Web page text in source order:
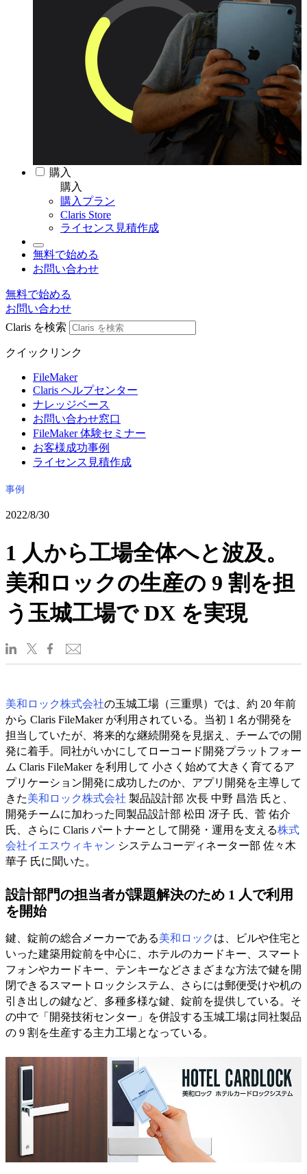
購入
購入
購入プラン
Claris Store
ライセンス見積作成
無料で始める
お問い合わせ
無料で始める
お問い合わせ
Claris を検索
クイックリンク
FileMaker
Claris ヘルプセンター
ナレッジベース
お問い合わせ窓口
FileMaker 体験セミナー
お客様成功事例
ライセンス見積作成
事例
2022/8/30
1 人から工場全体へと波及。
美和ロックの生産の 9 割を担
う玉城工場で DX を実現
美和ロック株式会社の玉城工場（三重県）では、約 20 年前
から Claris FileMaker が利用されている。当初 1 名が開発を
担当していたが、将来的な継続開発を見据え、チームでの開
発に着手。同社がいかにしてローコード開発プラットフォー
ム Claris FileMaker を利用して 小さく始めて大きく育てるア
プリケーション開発に成功したのか、アプリ開発を主導して
きた美和ロック株式会社 製品設計部 次長 中野 昌浩 氏と、
開発チームに加わった同製品設計部 松田 冴子 氏、菅 佑介
氏、さらに Claris パートナーとして開発・運用を支える株式
会社イエスウィキャン システムコーディネーター部 佐々木
華子 氏に聞いた。
設計部門の担当者が課題解決のため 1 人で利用
を開始
鍵、錠前の総合メーカーである美和ロック は、ビルや住宅と
いった建築用錠前を中心に、ホテルのカードキー、スマート
フォンやカードキー、テンキーなどさまざまな方法で鍵を開
閉できるスマートロックシステム、さらには郵便受けや机の
引き出しの鍵など、多種多様な鍵、錠前を提供している。そ
の中で「開発技術センター」を併設する玉城工場は同社製品
の 9 割を生産する主力工場となっている。